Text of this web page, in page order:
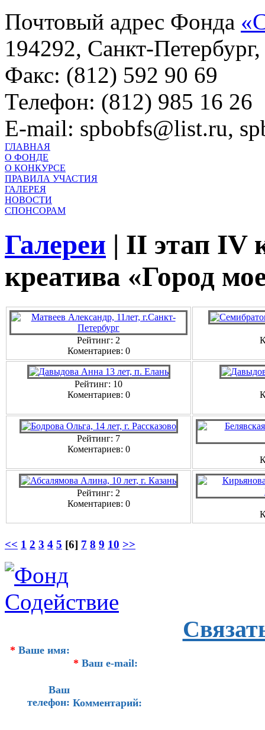
Почтовый адрес Фонда
194292, Санкт-
Факс: (812) 592 90 69
Телефон: (812) 985 16 26
E-mail: spbobfs@list.ru,
ГЛАВНАЯ
О ФОНДЕ
О КОНКУРСЕ
ПРАВИЛА УЧАСТИЯ
ГАЛЕРЕЯ
НОВОСТИ
СПОНСОРАМ
Галереи | II этап IV
креатива «Город
Рейтинг: 2
Коментариев: 0
Рейтинг: 10
Коментариев: 0
Рейтинг: 7
Коментариев: 0
Рейтинг: 2
Коментариев: 0
<< 1 2 3 4 5 [6] 7 8 9 10 >>
* Ваше имя:
* Ваш e-mail:
Ваш
телефон: Комментарий: